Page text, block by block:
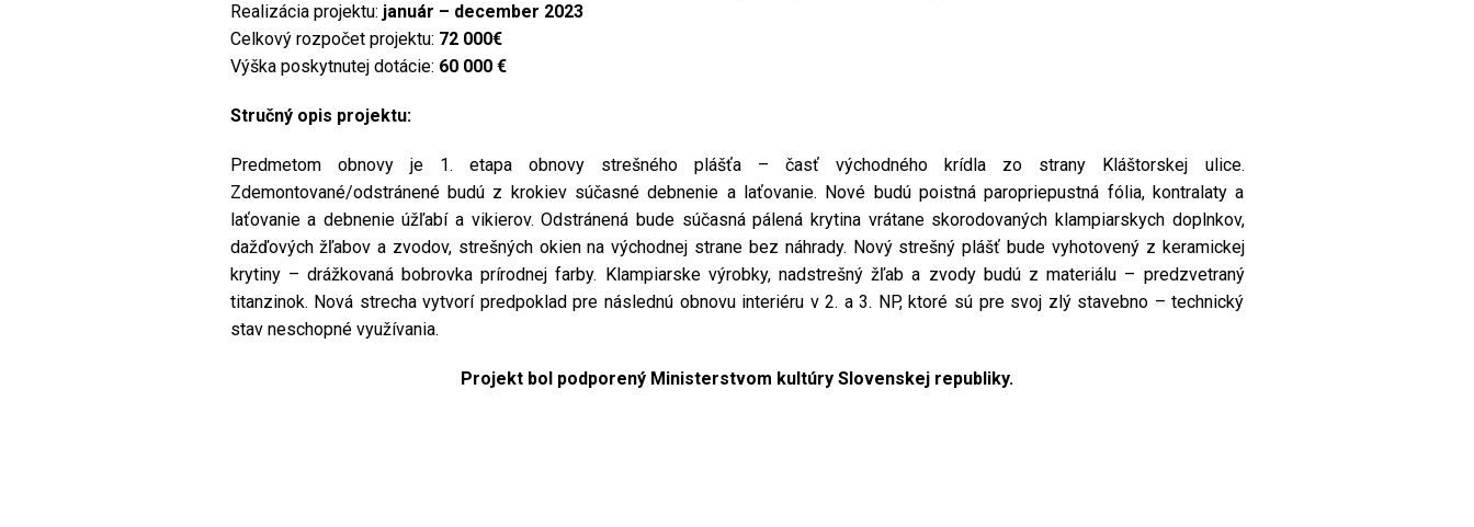
Realizácia projektu: január – december 2023
Celkový rozpočet projektu: 72 000€
Výška poskytnutej dotácie: 60 000 €
Stručný opis projektu:
Predmetom obnovy je 1. etapa obnovy strešného plášťa – časť východného krídla zo strany Kláštorskej ulice.
Zdemontované/odstránené budú z krokiev súčasné debnenie a laťovanie. Nové budú poistná paropriepustná fólia, kontralaty a
laťovanie a debnenie úžľabí a vikierov. Odstránená bude súčasná pálená krytina vrátane skorodovaných klampiarskych doplnkov,
dažďových žľabov a zvodov, strešných okien na východnej strane bez náhrady. Nový strešný plášť bude vyhotovený z keramickej
krytiny – drážkovaná bobrovka prírodnej farby. Klampiarske výrobky, nadstrešný žľab a zvody budú z materiálu – predzvetraný
titanzinok. Nová strecha vytvorí predpoklad pre následnú obnovu interiéru v 2. a 3. NP, ktoré sú pre svoj zlý stavebno – technický
stav neschopné využívania.
Projekt bol podporený Ministerstvom kultúry Slovenskej republiky.